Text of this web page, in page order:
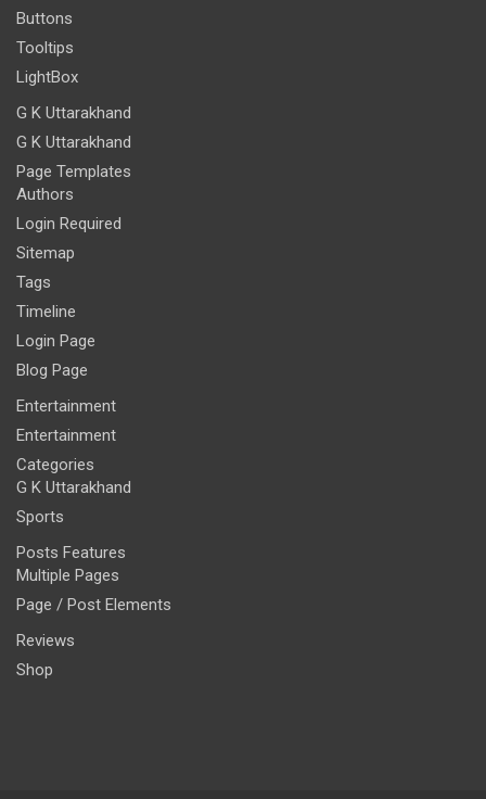
Buttons
Tooltips
LightBox
G K Uttarakhand
G K Uttarakhand
Page Templates
Authors
Login Required
Sitemap
Tags
Timeline
Login Page
Blog Page
Entertainment
Entertainment
Categories
G K Uttarakhand
Sports
Posts Features
Multiple Pages
Page / Post Elements
Reviews
Shop